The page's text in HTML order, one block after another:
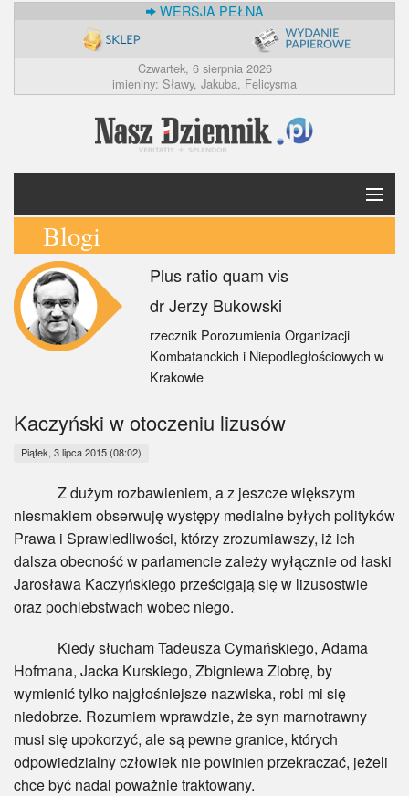
WERSJA PEŁNA
Czwartek, 6 sierpnia 2026
imieniny: Sławy, Jakuba, Felicysma
Krótko
Polska
Świat
Wiara
Sport
BlogAiD
Zaproszenia
Blogi
Plus ratio quam vis
dr Jerzy Bukowski
rzecznik Porozumienia Organizacji
Kombatanckich i Niepodległościowych w
Krakowie
Kaczyński w otoczeniu lizusów
Piątek, 3 lipca 2015 (08:02)
Z dużym rozbawieniem, a z jeszcze większym
niesmakiem obserwuję występy medialne byłych polityków
Prawa i Sprawiedliwości, którzy zrozumiawszy, iż ich
dalsza obecność w parlamencie zależy wyłącznie od łaski
Jarosława Kaczyńskiego prześcigają się w lizusostwie
oraz pochlebstwach wobec niego.
Kiedy słucham Tadeusza Cymańskiego, Adama
Hofmana, Jacka Kurskiego, Zbigniewa Ziobrę, by
wymienić tylko najgłośniejsze nazwiska, robi mi się
niedobrze. Rozumiem wprawdzie, że syn marnotrawny
musi się upokorzyć, ale są pewne granice, których
odpowiedzialny człowiek nie powinien przekraczać, jeżeli
chce być nadal poważnie traktowany.